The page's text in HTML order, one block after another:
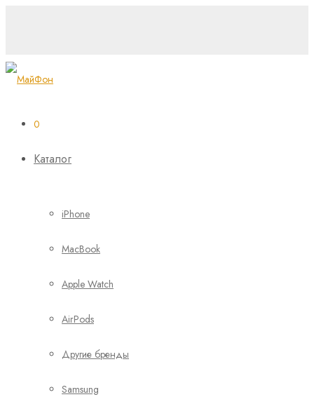
0
Каталог
iPhone
MacBook
Apple Watch
AirPods
Другие бренды
Samsung